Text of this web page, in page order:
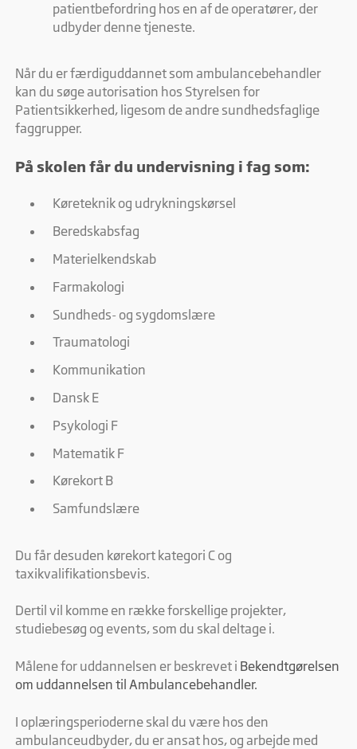
patientbefordring hos en af de operatører, der
udbyder denne tjeneste.
Når du er færdiguddannet som ambulancebehandler
kan du søge autorisation hos Styrelsen for
Patientsikkerhed, ligesom de andre sundhedsfaglige
faggrupper.
På skolen får du undervisning i fag som:
Køreteknik og udrykningskørsel
Beredskabsfag
Materielkendskab
Farmakologi
Sundheds- og sygdomslære
Traumatologi
Kommunikation
Dansk E
Psykologi F
Matematik F
Kørekort B
Samfundslære
Du får desuden kørekort kategori C og
taxikvalifikationsbevis.
Dertil vil komme en række forskellige projekter,
studiebesøg og events, som du skal deltage i.
Målene for uddannelsen er beskrevet i Bekendtgørelsen
om uddannelsen til Ambulancebehandler.
I oplæringsperioderne skal du være hos den
ambulanceudbyder, du er ansat hos, og arbejde med